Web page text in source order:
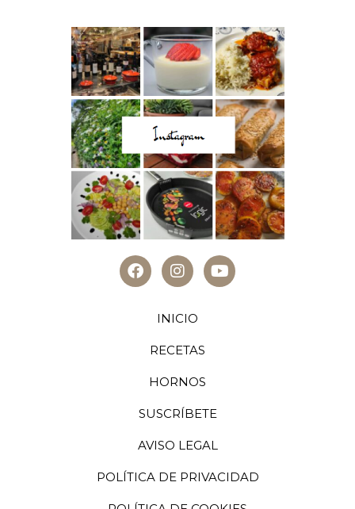
INICIO
RECETAS
HORNOS
SUSCRÍBETE
AVISO LEGAL
POLÍTICA DE PRIVACIDAD